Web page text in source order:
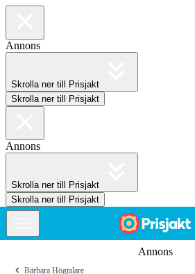
Annons
Skrolla ner till Prisjakt
Skrolla ner till Prisjakt
Annons
Skrolla ner till Prisjakt
Skrolla ner till Prisjakt
Annons
Bärbara Högtalare